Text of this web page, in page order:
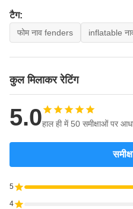
टैग:
फोम नाव fenders inflatable
कुल मिलाकर रेटिंग
5.0हाल ही में 50 समीक्षाओं पर
5
4